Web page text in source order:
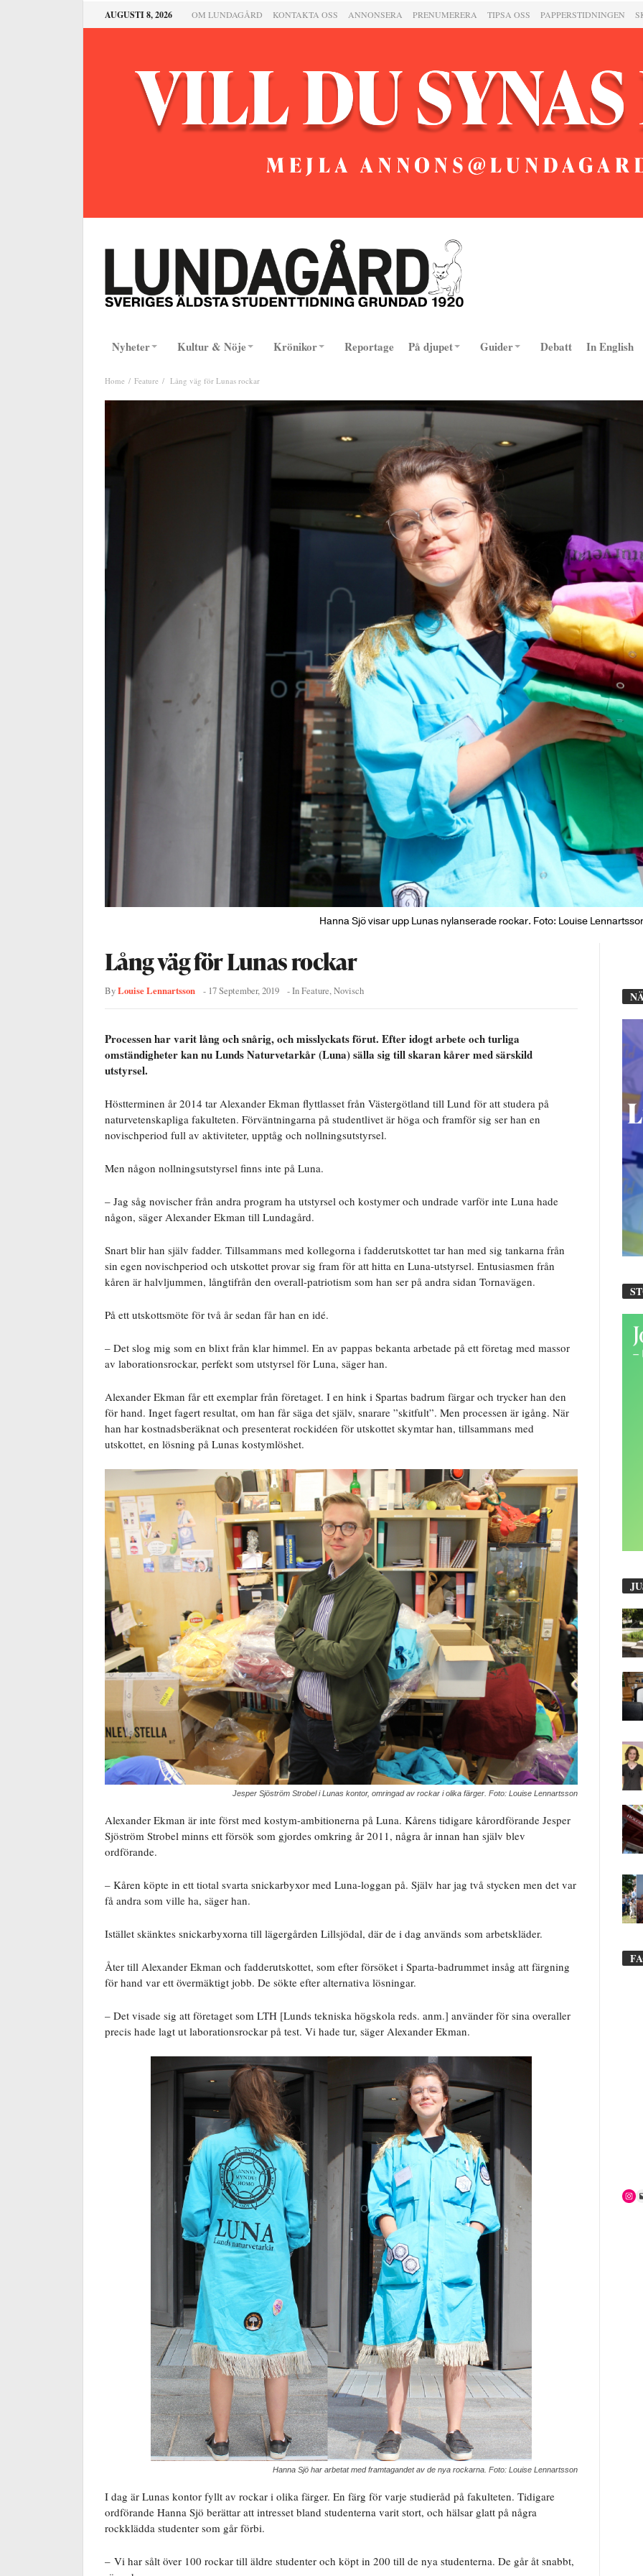
AUGUSTI 8, 2026 OM LUNDAGÅRD KONTAKTA OSS ANNONSERA PRENUMERERA TIPSA OSS PAPPERSTIDNINGEN
Nyheter Kultur & Nöje Krönikor Reportage På djupet Guider Debatt In English
Home Feature Lång väg för Lunas rockar
Hanna Sjö visar upp Lunas nylanserade rockar. Foto: Louise
Lång väg för Lunas rockar
ByLouise Lennartsson - 17 September, 2019 - InFeature,Novisch
Processen har varit lång och snårig, och misslyckats förut. Efter idogt arbete och turliga
omständigheter kan nu Lunds Naturvetarkår (Luna) sälla sig till skaran kårer med särskild
utstyrsel.
Höstterminen år 2014 tar Alexander Ekman flyttlasset från Västergötland till Lund för att studera på
naturvetenskapliga fakulteten. Förväntningarna på studentlivet är höga och framför sig ser han en
novischperiod full av aktiviteter, upptåg och nollningsutstyrsel.
Men någon nollningsutstyrsel finns inte på Luna.
– Jag såg novischer från andra program ha utstyrsel och kostymer och undrade varför inte Luna hade
någon, säger Alexander Ekman till Lundagård.
Snart blir han själv fadder. Tillsammans med kollegorna i fadderutskottet tar han med sig tankarna från
sin egen novischperiod och utskottet provar sig fram för att hitta en Luna-utstyrsel. Entusiasmen från
kåren är halvljummen, långtifrån den overall-patriotism som han ser på andra sidan Tornavägen.
På ett utskottsmöte för två år sedan får han en idé.
– Det slog mig som en blixt från klar himmel. En av pappas bekanta arbetade på ett företag med massor
av laborationsrockar, perfekt som utstyrsel för Luna, säger han.
Alexander Ekman får ett exemplar från företaget. I en hink i Spartas badrum färgar och trycker han den
för hand. Inget fagert resultat, om han får säga det själv, snarare ”skitfult”. Men processen är igång. När
han har kostnadsberäknat och presenterat rockidéen för utskottet skymtar han, tillsammans med
utskottet, en lösning på Lunas kostymlöshet.
Jesper Sjöström Strobel i Lunas kontor, omringad av rockar i olika färger. Foto: Louise Lennartsson
Alexander Ekman är inte först med kostym-ambitionerna på Luna. Kårens tidigare kårordförande Jesper
Sjöström Strobel minns ett försök som gjordes omkring år 2011, några år innan han själv blev
ordförande.
– Kåren köpte in ett tiotal svarta snickarbyxor med Luna-loggan på. Själv har jag två stycken men det var
få andra som ville ha, säger han.
Istället skänktes snickarbyxorna till lägergården Lillsjödal, där de i dag används som arbetskläder.
Åter till Alexander Ekman och fadderutskottet, som efter försöket i Sparta-badrummet insåg att färgning
för hand var ett övermäktigt jobb. De sökte efter alternativa lösningar.
– Det visade sig att företaget som LTH [Lunds tekniska högskola reds. anm.] använder för sina overaller
precis hade lagt ut laborationsrockar på test. Vi hade tur, säger Alexander Ekman.
Hanna Sjö har arbetat med framtagandet av de nya rockarna. Foto: Louise Lennartsson
I dag är Lunas kontor fyllt av rockar i olika färger. En färg för varje studieråd på fakulteten. Tidigare
ordförande Hanna Sjö berättar att intresset bland studenterna varit stort, och hälsar glatt på några
rockklädda studenter som går förbi.
– Vi har sålt över 100 rockar till äldre studenter och köpt in 200 till de nya studenterna. De går åt snabbt,